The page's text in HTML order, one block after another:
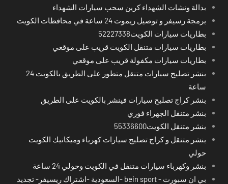
بدالة ونشات الشهداء كرين سحب سيارات الشهداء
برمجة رسيفر و توصيل ريموت 24 ساعة في محافظات الكويت
بطاريات سيارات الكويت52227338
بطاريات سيارات متنقل الكويت قريب على موقعي
بطاريات سيارات مكفولة قريب على موقعي
بنشر تصليح سيارات متنقل متطور على الطريق بالكويت 24
ساعة
بنشر كراج تصليح سيارات فينشر بالكويت على الطريق
بنشر متنقل الجهراء فوري
بنشر متنقل الكويت55336600
بنشر متنقل و كراج تصليح سيارات كهرباء وميكانيك الكويت
حولي
بنشر وكهرباء سيارات متنقل في الكويت وحولي 24 ساعة
بي ان سبورت - bein sport -السعودية -اشتراك ريسيفر- تجديد